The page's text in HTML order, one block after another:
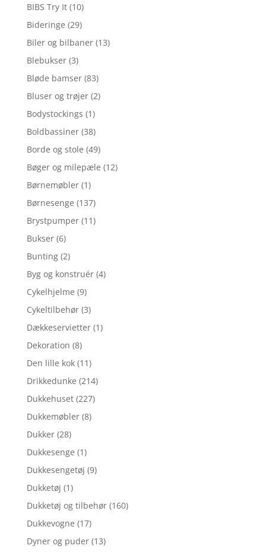
BIBS Try It (10)
Bideringe (29)
Biler og bilbaner (13)
Blebukser (3)
Bløde bamser (83)
Bluser og trøjer (2)
Bodystockings (1)
Boldbassiner (38)
Borde og stole (49)
Bøger og milepæle (12)
Børnemøbler (1)
Børnesenge (137)
Brystpumper (11)
Bukser (6)
Bunting (2)
Byg og konstruér (4)
Cykelhjelme (9)
Cykeltilbehør (3)
Dækkeservietter (1)
Dekoration (8)
Den lille kok (11)
Drikkedunke (214)
Dukkehuset (227)
Dukkemøbler (8)
Dukker (28)
Dukkesenge (1)
Dukkesengetøj (9)
Dukketøj (1)
Dukketøj og tilbehør (160)
Dukkevogne (17)
Dyner og puder (13)